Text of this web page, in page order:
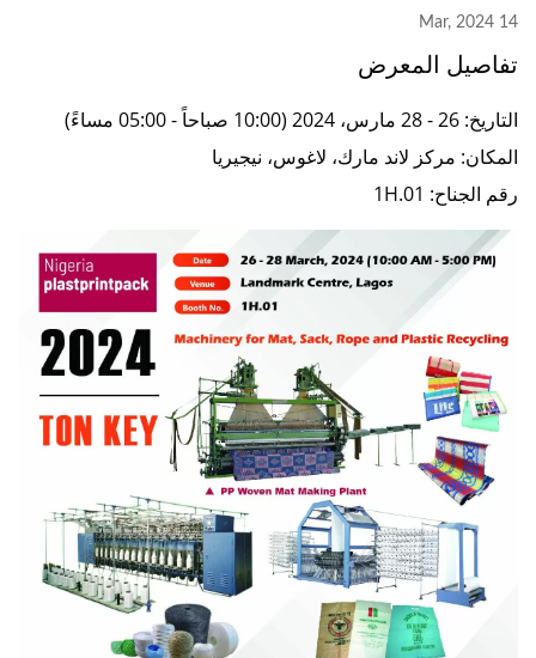
14 Mar, 2024
تفاصيل المعرض
التاريخ: 26 - 28 مارس، 2024 (10:00 صباحاً - 05:00 مساءً)
المكان: مركز لاند مارك، لاغوس، نيجيريا
رقم الجناح: 1H.01